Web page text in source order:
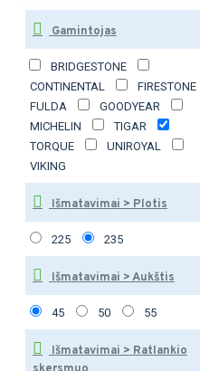
Gamintojas
BRIDGESTONE
CONTINENTAL
FIRESTONE
FULDA
GOODYEAR
MICHELIN
TIGAR
TORQUE
UNIROYAL
VIKING
Išmatavimai > Plotis
225 235
Išmatavimai > Aukštis
45 50 55
Išmatavimai > Ratlankio